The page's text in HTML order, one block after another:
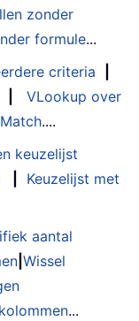
zonder
formule...
criteria
VLookup over
....
keuzelijst
Keuzelijst met
aantal
Wissel
...